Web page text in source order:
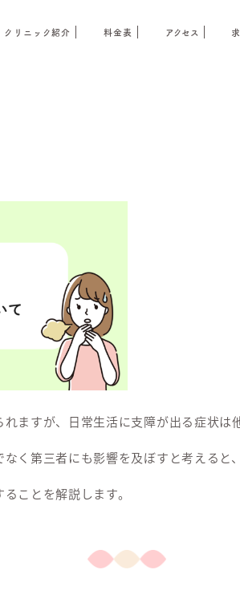
クリニック紹介 料金表 アクセス
ますが、日常生活に支障が出る症状は
く第三者にも影響を及ぼすと考えると
ことを解説します。